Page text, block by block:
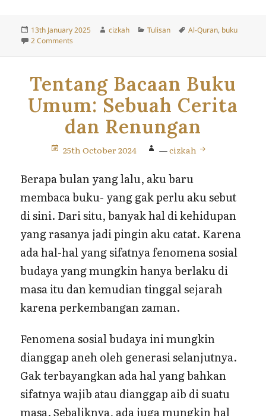
Posted
on
13th January 2025 Author
cizkah Categories
Tulisan Tags
Al-Quran, buku
2 Commentson Progress
Tentang Bacaan Buku
Umum: Sebuah Cerita
dan Renungan
25th October 2024 —cizkah
Berapa bulan yang lalu, aku baru
membaca buku- yang gak perlu aku sebut
di sini. Dari situ, banyak hal di kehidupan
yang rasanya jadi pingin aku catat. Karena
ada hal-hal yang sifatnya fenomena sosial
budaya yang mungkin hanya berlaku di
masa itu dan kemudian tinggal sejarah
karena perkembangan zaman.
Fenomena sosial budaya ini mungkin
dianggap aneh oleh generasi selanjutnya.
Gak terbayangkan ada hal yang bahkan
sifatnya wajib atau dianggap aib di suatu
masa. Sebaliknya, ada juga mungkin hal